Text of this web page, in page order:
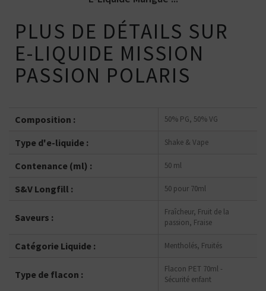
PLUS DE DÉTAILS SUR
E-LIQUIDE MISSION
PASSION POLARIS
Composition : 50% PG, 50% VG
Type d'e-liquide : Shake & Vape
Contenance (ml) : 50 ml
S&V Longfill : 50 pour 70ml
Saveurs :
Fraîcheur, Fruit de la
passion, Fraise
Catégorie Liquide : Mentholés, Fruités
Type de flacon :
Flacon PET 70ml -
Sécurité enfant